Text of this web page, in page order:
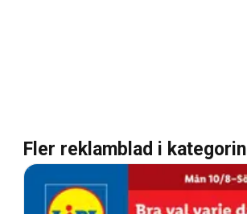
Fler reklamblad i kategorin